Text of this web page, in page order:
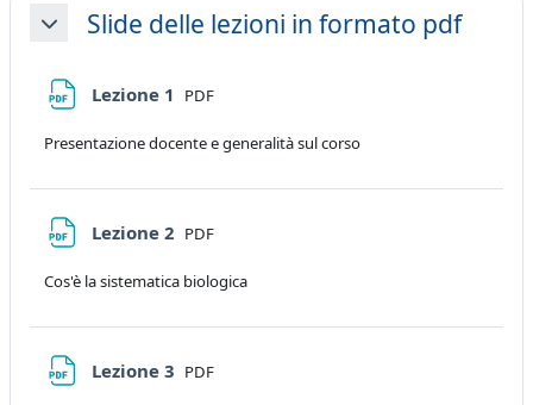
MinimizzaSlide delle lezioni in formato pdf
Lezione 1 File
PDF
Presentazione docente e generalità sul corso
Lezione 2 File
PDF
Cos'è la sistematica biologica
Lezione 3 File
PDF